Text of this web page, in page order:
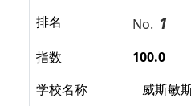
排名 No. 1
指数
100.0
学校名称
威斯敏